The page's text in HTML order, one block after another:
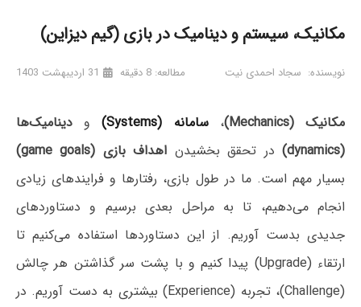
مکانیک، سیستم و دینامیک در بازی (گیم دیزاین)
نویسنده: سجاد احمدی نیت مطالعه: 8 دقیقه 31 اردیبهشت 1403
مکانیک (Mechanics) ،سامانه (Systems) و دینامیک‌ها
(dynamics)
در تحقق بخشیدن اهداف بازی (game goals)
بسیار مهم است. ما در طول بازی، رفتارها و فرایندهای زیادی
انجام می‌دهیم، تا به مراحل بعدی برسیم و دستاوردهای
جدیدی بدست آوریم. از این دستاوردها استفاده می‌کنیم تا
ارتقاء (Upgrade) پیدا کنیم و با پشت سر گذاشتن هر چالش
(Challenge)، تجربه (Experience) بیشتری به دست آوریم. در